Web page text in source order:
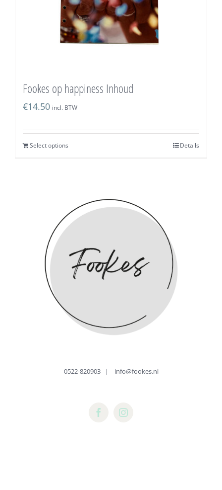
Fookes op happiness Inhoud
€14.50 incl. BTW
Select options Details
0522-820903| info@fookes.nl